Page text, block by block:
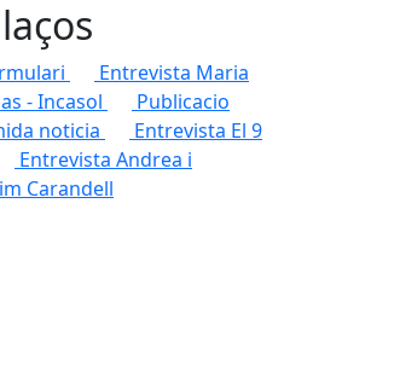
Entrevista Maria
- Incasol
Publicacio
noticia
Entrevista El 9
Entrevista Andrea i
Carandell